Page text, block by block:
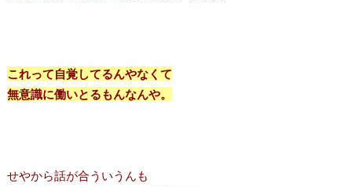
これって自覚してるんやなくて
無意識に働いとるもんなんや。
せやから話が合ういうんも